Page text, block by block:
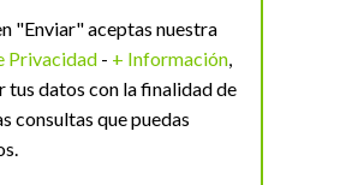
"Enviar" aceptas nuestra
Privacidad - + Información,
tus datos con la finalidad de
consultas que puedas